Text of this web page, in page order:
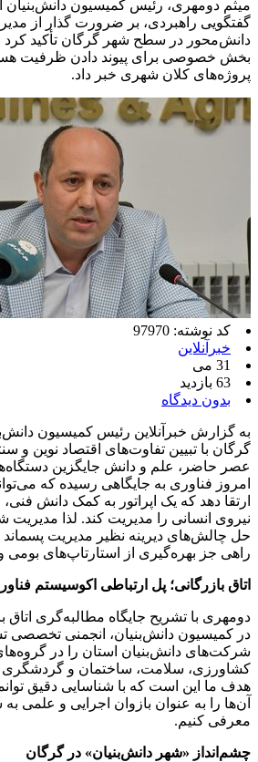
میثم دومهری، رئیس کمیسیون دانش‌بنیان
گفتگویی راهبردی، بر ضرورت گذار از
دانش‌محور در سطح شهر گرگان تأکید کرد و
بخش خصوصی برای پیوند دادن ظرفیت
پروژه‌های کلان شهری خبر داد.
کد نوشته: 97970
خبرآنلاین
31 می
63 بازدید
بدون دیدگاه
به گزارش خبرآنلاین رئیس کمیسیون
گرگان با تبیین تفاوت‌های اقتصاد نوین و
عصر حاضر، علم و دانش جایگزین
امروز فناوری به جایگاهی رسیده که
ارتقا دهد که یک اپراتور به کمک دانش
نیروی انسانی را مدیریت کند. لذا مدیریت
حل چالش‌های دیرینه نظیر مدیریت پسماند
راهی جز بهره‌گیری از استارتاپ‌های بومی
اتاق بازرگانی؛ پل ارتباطی اکوسیستم
دومهری با تشریح جایگاه مطالبه‌گری اتاق
در کمیسیون دانش‌بنیان، انجمنی تخصصی
شرکت‌های دانش‌بنیان استان را در
کشاورزی، سلامت، ساختمان و
هدف ما این است که با شناسایی دقیق
آن‌ها را به عنوان بازوان اجرایی و علمی
معرفی کنیم.
چشم‌انداز «شهر دانش‌بنیان» در گرگان